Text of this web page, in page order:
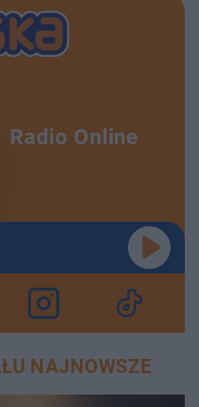
Radio Online
NAJNOWSZE